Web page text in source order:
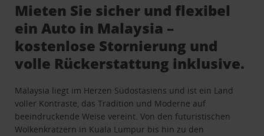
Mieten Sie sicher und flexibel
ein Auto in Malaysia –
kostenlose Stornierung und
volle Rückerstattung inklusive.
Malaysia liegt im Herzen Südostasiens und ist ein Land
voller Kontraste, das Tradition und Moderne auf
beeindruckende Weise vereint. Von den futuristischen
Wolkenkratzern in Kuala Lumpur bis hin zu den